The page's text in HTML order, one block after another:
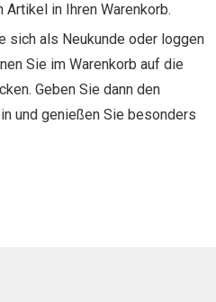
in Ihren Warenkorb.
sich als Neukunde oder loggen
Sie im Warenkorb auf die
Geben Sie dann den
und genießen Sie besonders